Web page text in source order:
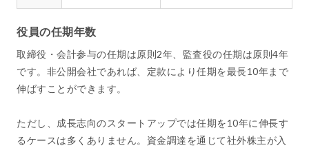
役員の任期年数
取締役・会計参与の任期は原則2年、監査役の任期は原則4年
です。非公開会社であれば、定款により任期を最長10年まで
伸ばすことができます。
ただし、成長志向のスタートアップでは任期を10年に伸長す
るケースは多くありません。資金調達を通じて社外株主が入